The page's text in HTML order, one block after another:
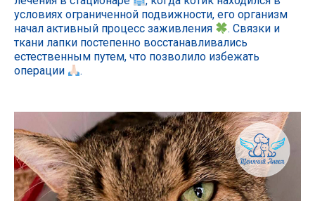
условиях ограниченной подвижности, его организм
начал активный процесс заживления
. Связки и
ткани лапки постепенно восстанавливались
естественным путем, что позволило избежать
операции
.